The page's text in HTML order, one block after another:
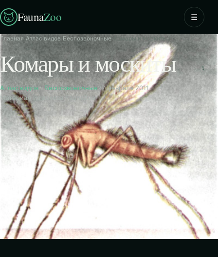
FaunaZoo ☰
Главная Атлас видов Беспозвоночные Комары и москиты
Комары и москиты
Атлас видов· Беспозвоночные27 февраля 2011
Материал из архива FaunaZoo